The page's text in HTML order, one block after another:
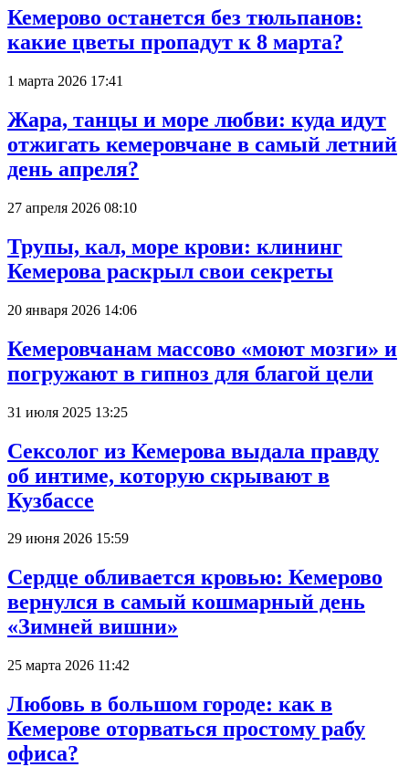
Кемерово останется без тюльпанов:
какие цветы пропадут к 8 марта?
1 марта 2026 17:41
Жара, танцы и море любви: куда идут
отжигать кемеровчане в самый летний
день апреля?
27 апреля 2026 08:10
Трупы, кал, море крови: клининг
Кемерова раскрыл свои секреты
20 января 2026 14:06
Кемеровчанам массово «моют мозги» и
погружают в гипноз для благой цели
31 июля 2025 13:25
Сексолог из Кемерова выдала правду
об интиме, которую скрывают в
Кузбассе
29 июня 2026 15:59
Сердце обливается кровью: Кемерово
вернулся в самый кошмарный день
«Зимней вишни»
25 марта 2026 11:42
Любовь в большом городе: как в
Кемерове оторваться простому рабу
офиса?